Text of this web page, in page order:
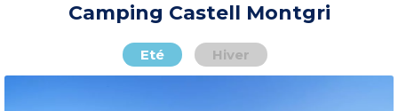
Camping Castell Montgri
Eté Hiver